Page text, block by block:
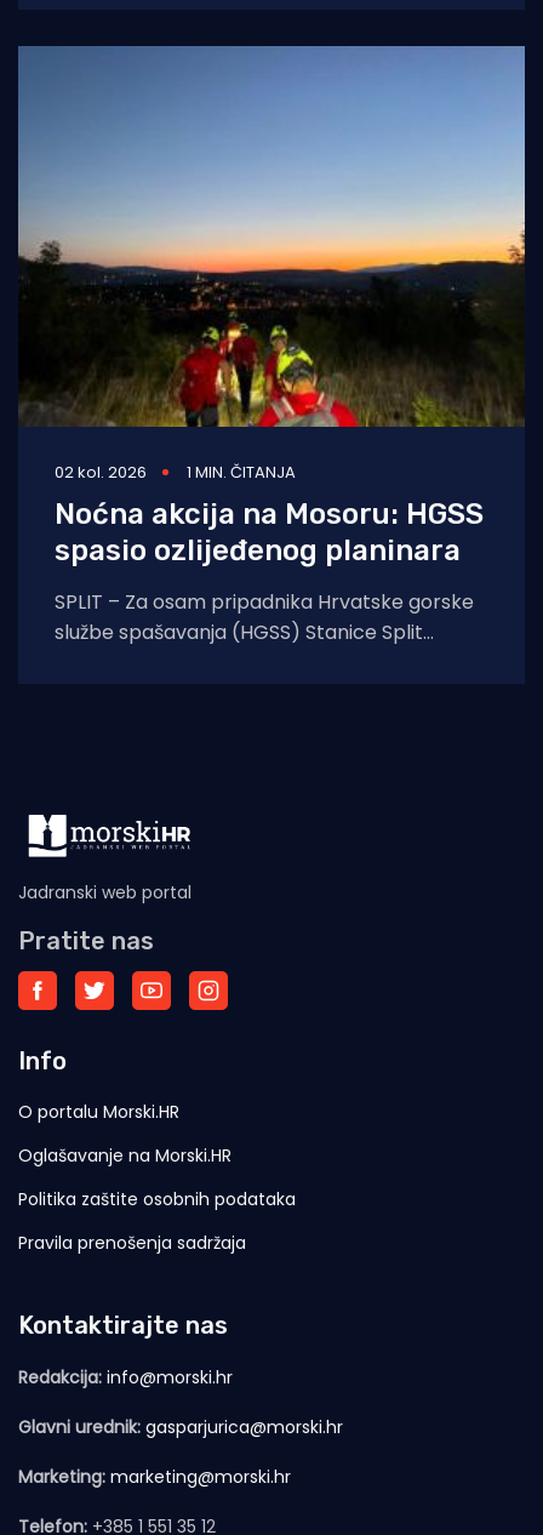
02 kol. 2026 1 MIN. ČITANJA
Noćna akcija na Mosoru: HGSS
spasio ozlijeđenog planinara
SPLIT – Za osam pripadnika Hrvatske gorske
službe spašavanja (HGSS) Stanice Split
Jadranski web portal
Pratite nas
Info
O portalu Morski.HR
Oglašavanje na Morski.HR
Politika zaštite osobnih podataka
Pravila prenošenja sadržaja
Kontaktirajte nas
Redakcija: info@morski.hr
Glavni urednik: gasparjurica@morski.hr
Marketing: marketing@morski.hr
Telefon: +385 1 551 35 12